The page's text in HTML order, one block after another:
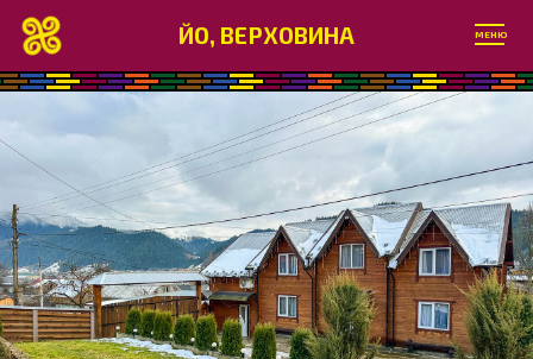
ЙО, ВЕРХОВИНА МЕНЮ